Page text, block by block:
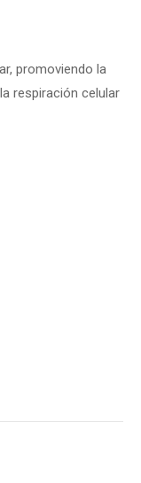
promoviendo la
respiración celular